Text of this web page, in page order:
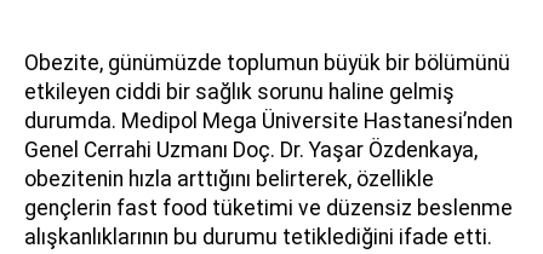
Obezite, günümüzde toplumun büyük bir bölümünü
etkileyen ciddi bir sağlık sorunu haline gelmiş
durumda. Medipol Mega Üniversite Hastanesi’nden
Genel Cerrahi Uzmanı Doç. Dr. Yaşar Özdenkaya,
obezitenin hızla arttığını belirterek, özellikle
gençlerin fast food tüketimi ve düzensiz beslenme
alışkanlıklarının bu durumu tetiklediğini ifade etti.